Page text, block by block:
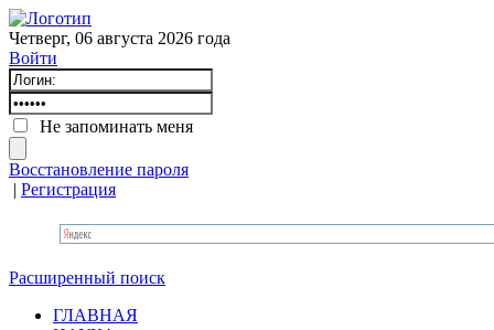
Четверг, 06 августа 2026 года
Войти
Не запоминать меня
Восстановление пароля
| Регистрация
Расширенный поиск
ГЛАВНАЯ